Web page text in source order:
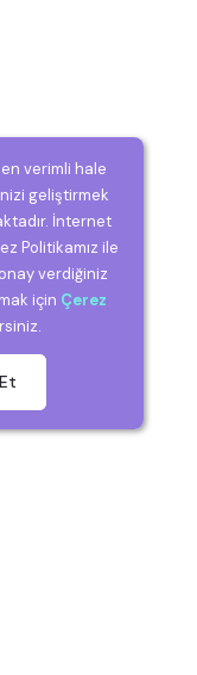
en verimli hale
geliştirmek
İnternet
Politikamız ile
verdiğiniz
için Çerez